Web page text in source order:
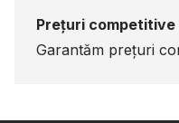
Prețuri competitive
Garantăm prețuri